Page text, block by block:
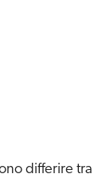
differire tra